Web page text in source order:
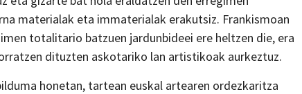
materialak eta immaterialak erakutsiz. Frankismoan
totalitario batzuen jardunbideei ere heltzen die, era
dituzten askotariko lan artistikoak aurkeztuz.
honetan, tartean euskal artearen ordezkaritza